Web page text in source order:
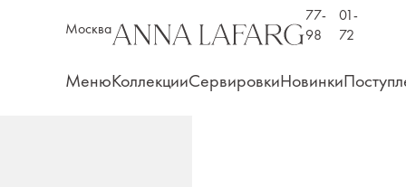
Москва
77-
98
01-
72
МенюКоллекцииСервировкиНовинки